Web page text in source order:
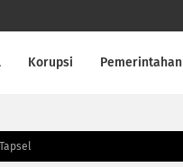
Korupsi Pemerintahan